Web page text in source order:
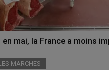
en mai, la France a moins
MARCHES